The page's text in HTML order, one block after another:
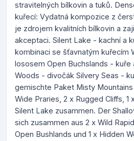
stravitelných bílkovin a tuků.
kuřecí: Vydatná kompozice z
je zdrojem kvalitních bílkovin a
akceptaci. Silent Lake - kachní a
kombinaci se šťavnatým kuřecím
lososem Open Buchslands - kuře
Woods - divočák Silvery Seas -
gemischte Paket Misty
Wide Praries, 2 x Rugged Cliffs, 1
Silent Lake zusammen. Der
sich zusammen aus 2 x Wild
Open Bushlands und 1 x Hidden